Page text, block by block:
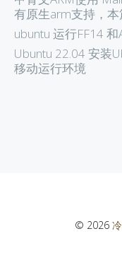
有原生arm支持，本
ubuntu 运行FF14 和
Ubuntu 22.04 安装
移动运行环境
© 2026